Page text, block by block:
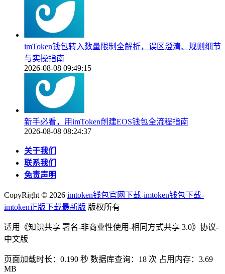
imToken钱包转入数量限制全解析，误区澄清、规则细节
与实操指南
2026-08-08 09:49:15
新手必看，用imToken创建EOS钱包全流程指南
2026-08-08 08:24:37
关于我们
联系我们
免责声明
CopyRight © 2026 imtoken钱包官网下载-imtoken钱包下载-
imtoken正版下载最新版 版权所有
适用《知识共享 署名-非商业性使用-相同方式共享 3.0》协议-
中文版
页面加载时长：0.190 秒 数据库查询：18 次 占用内存：3.69
MB